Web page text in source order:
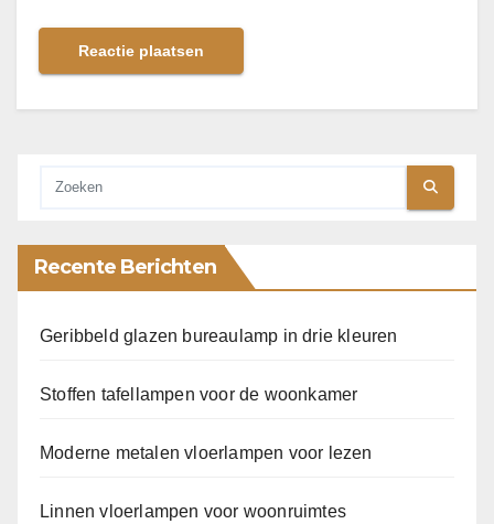
Recente Berichten
Geribbeld glazen bureaulamp in drie kleuren
Stoffen tafellampen voor de woonkamer
Moderne metalen vloerlampen voor lezen
Linnen vloerlampen voor woonruimtes